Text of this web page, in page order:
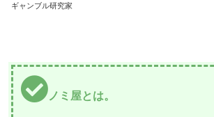
ギャンブル研究家
ノミ屋とは。